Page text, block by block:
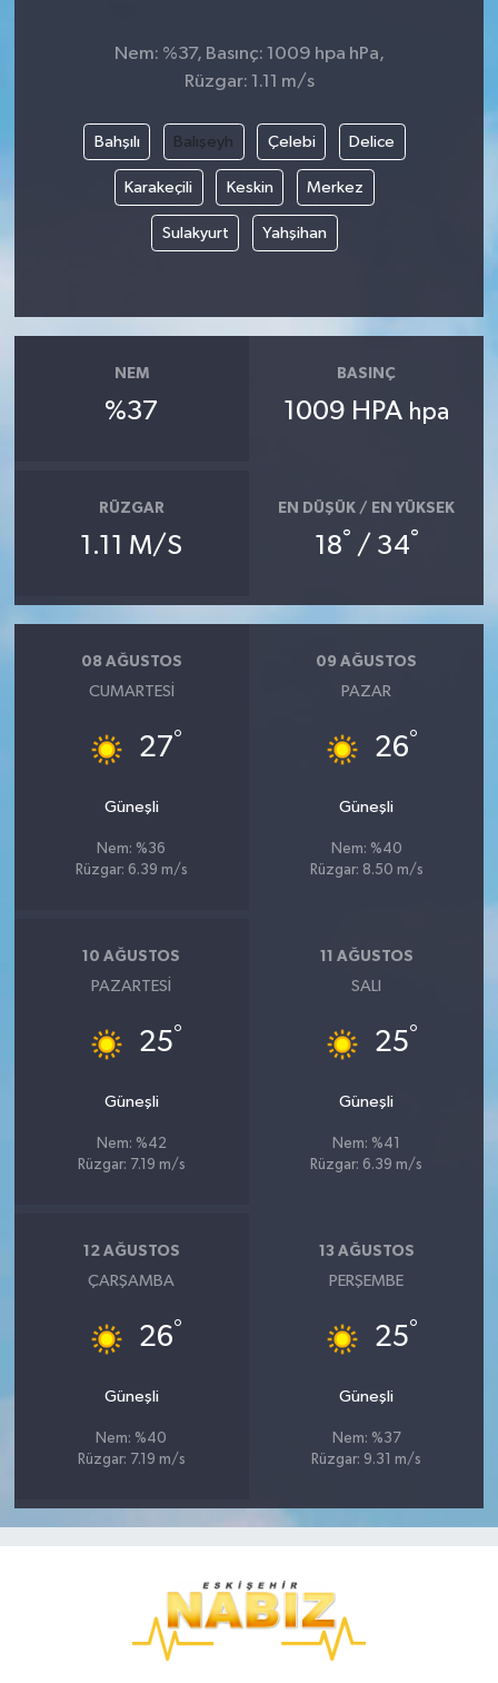
Nem: %37, Basınç: 1009 hpa hPa,
Rüzgar: 1.11 m/s
Bahşılı Balışeyh Çelebi Delice
Karakeçili Keskin Merkez
Sulakyurt Yahşihan
NEM
%37
BASINÇ
1009 HPA hpa
RÜZGAR
1.11 M/S
EN DÜŞÜK / EN YÜKSEK
18° / 34°
08 AĞUSTOS
CUMARTESI
27°
Güneşli
Nem: %36
Rüzgar: 6.39 m/s
09 AĞUSTOS
PAZAR
26°
Güneşli
Nem: %40
Rüzgar: 8.50 m/s
10 AĞUSTOS
PAZARTESI
25°
Güneşli
Nem: %42
Rüzgar: 7.19 m/s
11 AĞUSTOS
SALI
25°
Güneşli
Nem: %41
Rüzgar: 6.39 m/s
12 AĞUSTOS
ÇARŞAMBA
26°
Güneşli
Nem: %40
Rüzgar: 7.19 m/s
13 AĞUSTOS
PERŞEMBE
25°
Güneşli
Nem: %37
Rüzgar: 9.31 m/s
Yaşam
Yurttan